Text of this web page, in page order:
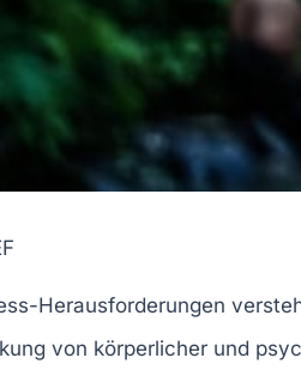
Herausforderungen
von körperlicher und